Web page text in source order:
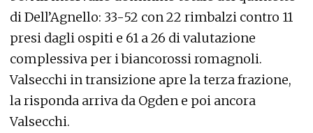
di Dell’Agnello: 33-52 con 22 rimbalzi contro 11
presi dagli ospiti e 61 a 26 di valutazione
complessiva per i biancorossi romagnoli.
Valsecchi in transizione apre la terza frazione,
la risponda arriva da Ogden e poi ancora
Valsecchi.